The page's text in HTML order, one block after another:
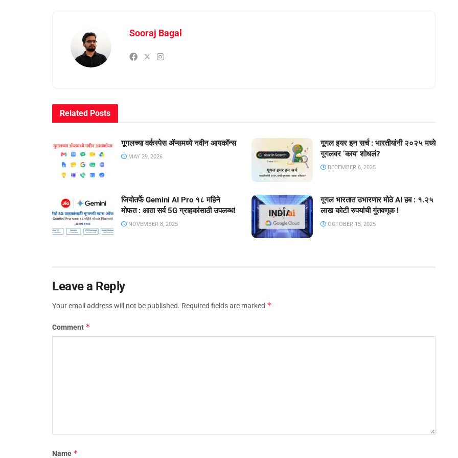
Sooraj Bagal
Related Posts
गूगलच्या वर्कस्पेस अ‍ॅप्समध्ये नवीन आयकॉन्स
MAY 29, 2026
गूगल इयर इन सर्च : भारतीयांनी २०२५ मध्ये
गूगलवर ‘काय’ शोधलं?
DECEMBER 6, 2025
जियोतर्फे Gemini AI Pro १८ महिने
मोफत : आता सर्व 5G ग्राहकांसाठी उपलब्ध!
NOVEMBER 8, 2025
गूगल भारतात उभारणार मोठे AI हब : १.२५
लाख कोटी रुपयांची गुंतवणूक !
OCTOBER 15, 2025
Leave a Reply
Your email address will not be published. Required fields are marked *
Comment *
Name *